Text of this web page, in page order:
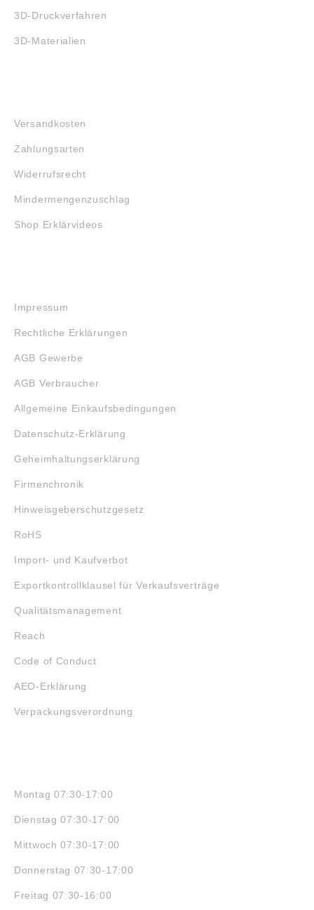
3D-Druckverfahren
3D-Materialien
Versandkosten
Zahlungsarten
Widerrufsrecht
Mindermengenzuschlag
Shop Erklärvideos
Impressum
Rechtliche Erklärungen
AGB Gewerbe
AGB Verbraucher
Allgemeine Einkaufsbedingungen
Datenschutz-Erklärung
Geheimhaltungserklärung
Firmenchronik
Hinweisgeberschutzgesetz
RoHS
Import- und Kaufverbot
Exportkontrollklausel für Verkaufsverträge
Qualitätsmanagement
Reach
Code of Conduct
AEO-Erklärung
Verpackungsverordnung
Montag 07:30-17:00
Dienstag 07:30-17:00
Mittwoch 07:30-17:00
Donnerstag 07:30-17:00
Freitag 07:30-16:00